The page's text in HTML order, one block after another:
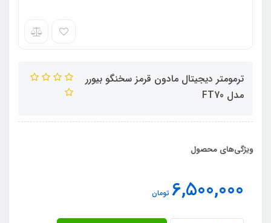
ترمومتر دیجیتال مادون قرمز سخنگو بیورر
مدل FT70
ویژگی‌های محصول
6,500,000 تومان